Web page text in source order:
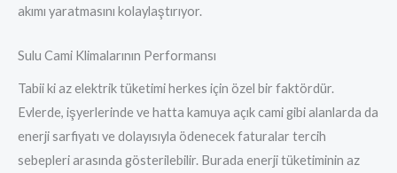
akımı yaratmasını kolaylaştırıyor.
Sulu Cami Klimalarının Performansı
Tabii ki az elektrik tüketimi herkes için özel bir faktördür.
Evlerde, işyerlerinde ve hatta kamuya açık cami gibi alanlarda da
enerji sarfiyatı ve dolayısıyla ödenecek faturalar tercih
sebepleri arasında gösterilebilir. Burada enerji tüketiminin az